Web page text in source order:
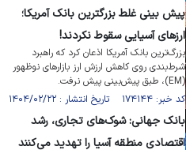
پیش بینی غلط بزرگترین بانک آمریکا؛
ارز‌های آسیایی سقوط نکردند!
بزرگ‌ترین بانک آمریکا اذعان کرد که راهبرد
شرط‌بندی روی کاهش ارزش ارز بازار‌های نوظهور
(EM)، طبق پیش‌بینی پیش نرفت.
کد خبر: ۱۷۴۱۴۴ تاریخ انتشار : ۱۴۰۴/۰۲/۲۲
بانک جهانی: شوک‌های تجاری، رشد
اقتصادی منطقه آسیا را تهدید می‌کنند